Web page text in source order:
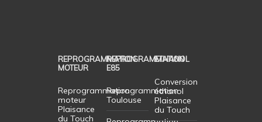
REPROGRAMMATION
MOTEUR
Reprogrammation
moteur
Plaisance
du Touch
REPROGRAMMATION
E85
Reprogrammation
Toulouse
ETHANOL
Conversion
éthanol
Plaisance
du Touch